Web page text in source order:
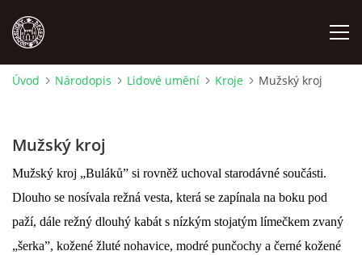
NÁRODOPIS
OSOBNOSTI
OSTATNÍ
Úvod Národopis Lidové umění Kroje Mužský kroj
Mužský kroj
Mužský kroj „Buláků” si rovněž uchoval starodávné součásti.
Dlouho se nosívala režná vesta, která se zapínala na boku pod
paží, dále režný dlouhý kabát s nízkým stojatým límečkem zvaný
„šerka”, kožené žluté nohavice, modré punčochy a černé kožené